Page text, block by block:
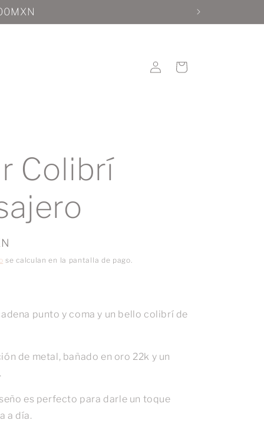
Iniciar
sesión
Carrito
Colibrí
se calculan en la pantalla de pago.
punto y coma y un bello colibrí de
de metal, bañado en oro 22k y un
es perfecto para darle un toque
a día.